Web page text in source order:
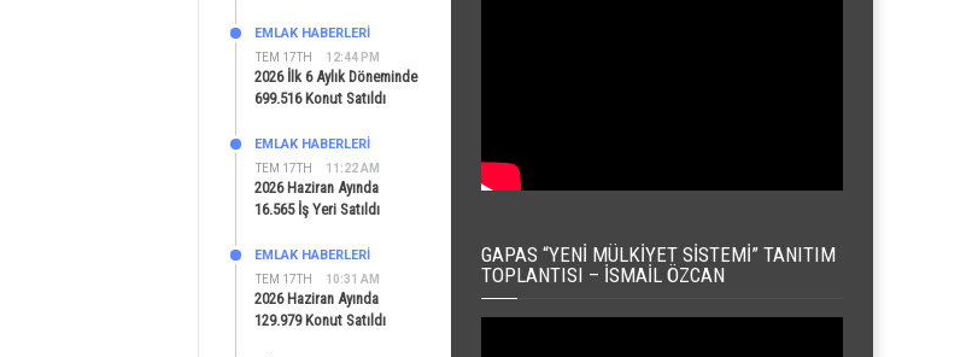
TEM 17TH 12:44 PM
EMLAK HABERLERI
2026 İlk 6 Aylık Döneminde
699.516 Konut Satıldı
TEM 17TH 11:22 AM
EMLAK HABERLERI
2026 Haziran Ayında
16.565 İş Yeri Satıldı
TEM 17TH 10:31 AM
EMLAK HABERLERI
2026 Haziran Ayında
129.979 Konut Satıldı
GAPAS “YENI MÜLKIYET SISTEMI” TANITIM
TOPLANTISI – İSMAIL ÖZCAN